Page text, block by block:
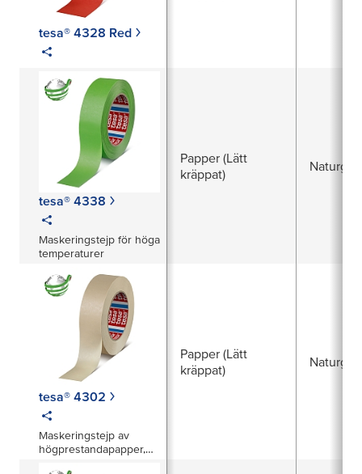
tesa® 4328 Red
tesa® 4338
Maskeringstejp för höga
temperaturer
Papper (Lätt
kräppat)
tesa® 4302
Maskeringstejp av
högprestandapapper,
Papper (Lätt
kräppat)